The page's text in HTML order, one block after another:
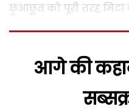
छुआछूत को पूरी तरह मिटा
आगे की